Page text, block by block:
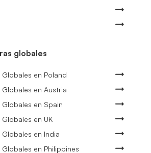
globales
en Poland
en Austria
en Spain
en UK
en India
en Philippines